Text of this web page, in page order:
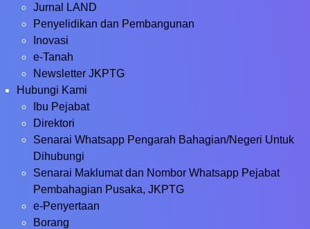
Jurnal LAND
Penyelidikan dan Pembangunan
Inovasi
e-Tanah
Newsletter JKPTG
Hubungi Kami
Ibu Pejabat
Direktori
Senarai Whatsapp Pengarah Bahagian/Negeri Untuk
Dihubungi
Senarai Maklumat dan Nombor Whatsapp Pejabat
Pembahagian Pusaka, JKPTG
e-Penyertaan
Borang